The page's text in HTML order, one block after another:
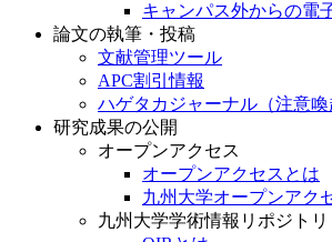
キャンパス外からの電
論文の執筆・投稿
文献管理ツール
APC割引情報
ハゲタカジャーナル（注意喚
研究成果の公開
オープンアクセス
オープンアクセスとは
九州大学オープンアク
九州大学学術情報リポジトリ